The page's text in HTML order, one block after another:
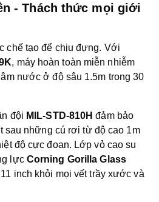
- Thách thức mọi giới
chế tạo để chịu đựng. Với
, máy hoàn toàn miễn nhiễm
nước ở độ sâu 1.5m trong 30
đội MIL-STD-810H đảm bảo
sau những cú rơi từ độ cao 1m
độ cực đoan. Lớp vỏ cao su
lực Corning Gorilla Glass
inch khỏi mọi vết trầy xước và